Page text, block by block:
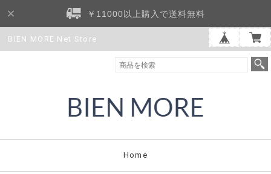
￥11000以上購入で送料無料
BIEN MORE Net Store
Home